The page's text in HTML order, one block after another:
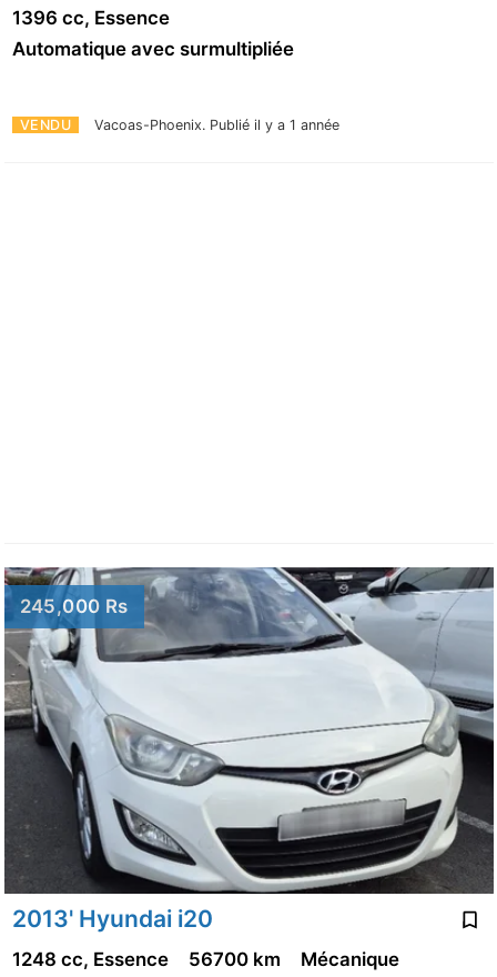
VENDU Vacoas-Phoenix. Publié il y a 1 année
1396 cc, Essence
Automatique avec surmultipliée
245,000 Rs
2013' Hyundai i20
1248 cc, Essence 56700 km
Mécanique